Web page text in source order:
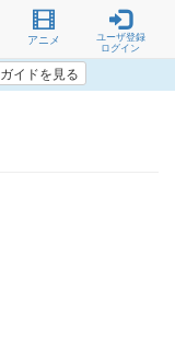
アニメ
ユーザ登録
ログイン
ガイドを見る